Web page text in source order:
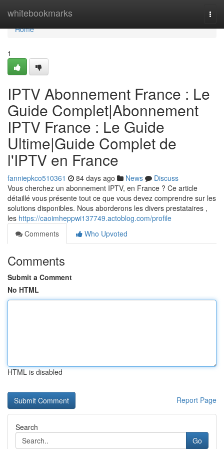
whitebookmarks
Home
Home
1
IPTV Abonnement France : Le
Guide Complet|Abonnement
IPTV France : Le Guide
Ultime|Guide Complet de
l'IPTV en France
fanniepkco510361 84 days ago News
Discuss
Vous cherchez un abonnement IPTV, en France ? Ce article
détaillé vous présente tout ce que vous devez comprendre sur les
solutions disponibles. Nous aborderons les divers prestataires ,
les https://caoimheppwi137749.actoblog.com/profile
Comments
Who Upvoted
Comments
Submit a Comment
No HTML
HTML is disabled
Report Page
Search
Go